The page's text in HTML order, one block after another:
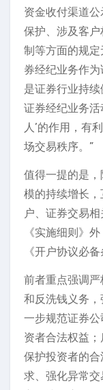
资金收付渠道
保护、涉及客
制等方面的规
券经纪业务作
是证券行业持
证券经纪业务活
人’的作用，有
场交易秩序。”
值得一提的是
模的持续增长
户、证券交易
《实施细则》
《开户协议必
前者重点强调
和反洗钱义务
一步规范证券
资者合法权益；
保护投资者的
求、强化异常